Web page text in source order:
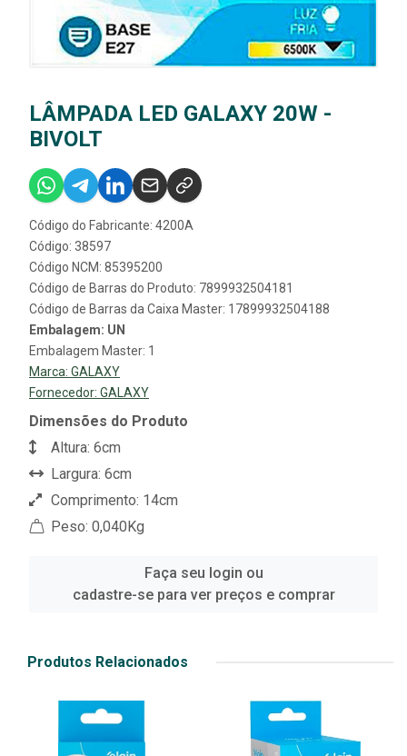
LÂMPADA LED GALAXY 20W -
BIVOLT
Código do Fabricante: 4200A
Código: 38597
Código NCM: 85395200
Código de Barras do Produto: 7899932504181
Código de Barras da Caixa Master: 17899932504188
Embalagem: UN
Embalagem Master: 1
Marca: GALAXY
Fornecedor: GALAXY
Dimensões do Produto
Altura: 6cm
Largura: 6cm
Comprimento: 14cm
Peso: 0,040Kg
Faça seu login ou
cadastre-se para ver preços e comprar
Produtos Relacionados